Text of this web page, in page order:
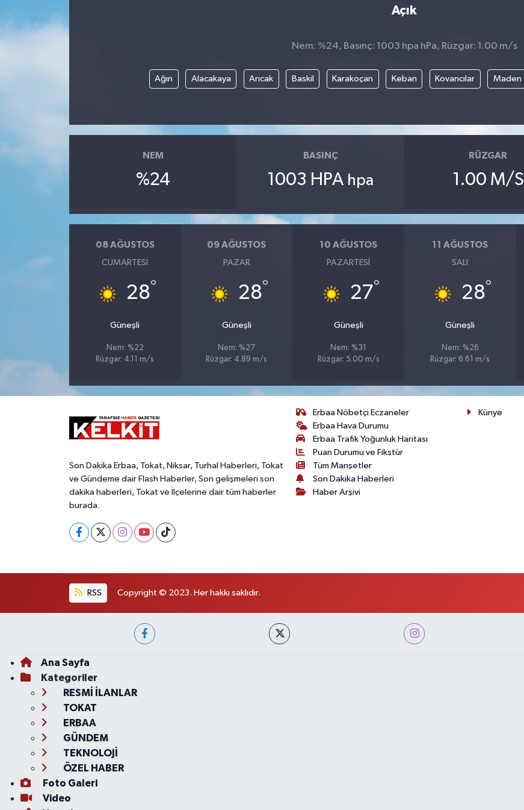
Açık
Nem: %24, Basınç: 1003 hpa hPa, Rüzgar: 1.00 m/s
Ağın Alacakaya Arıcak Baskil Karakoçan Keban Kovancılar Maden
NEM
%24
BASINÇ
1003 HPA hpa
RÜZGAR
1.00 M/S
08 AĞUSTOS
CUMARTESI
28°
Güneşli
Nem: %22
Rüzgar: 4.11 m/s
09 AĞUSTOS
PAZAR
28°
Güneşli
Nem: %27
Rüzgar: 4.89 m/s
10 AĞUSTOS
PAZARTESI
27°
Güneşli
Nem: %31
Rüzgar: 5.00 m/s
11 AĞUSTOS
SALI
28°
Güneşli
Nem: %26
Rüzgar: 6.61 m/s
Son Dakika Erbaa, Tokat, Niksar, Turhal Haberleri, Tokat
ve Gündeme dair Flash Haberler, Son gelişmeleri son
dakika haberleri, Tokat ve İlçelerine dair tüm haberler
burada.
Erbaa Nöbetçi Eczaneler
Erbaa Hava Durumu
Erbaa Trafik Yoğunluk Haritası
Puan Durumu ve Fikstür
Tüm Manşetler
Son Dakika Haberleri
Haber Arşivi
Künye
RSS Copyright © 2023. Her hakkı saklıdır.
Ana Sayfa
Kategoriler
RESMİ İLANLAR
TOKAT
ERBAA
GÜNDEM
TEKNOLOJİ
ÖZEL HABER
Foto Galeri
Video